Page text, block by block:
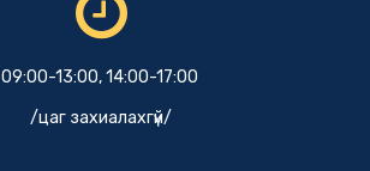
09:00-13:00, 14:00-17:00
/цаг захиалахгүй/